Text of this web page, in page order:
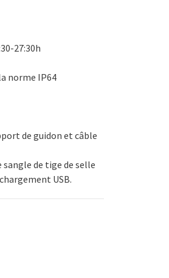
27:30h
norme IP64
de guidon et câble
de tige de selle
USB.